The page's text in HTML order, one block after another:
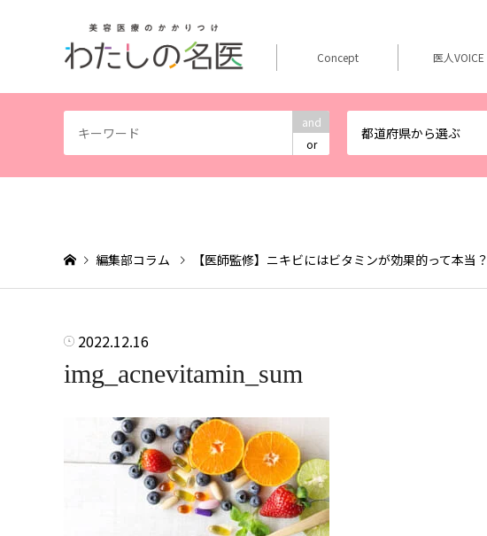
and
or
都道府県から選ぶ
Concept 医人VOICE
編集部コラム 【医師監修】ニキビにはビタミンが効果的って本当？
2022.12.16
img_acnevitamin_sum